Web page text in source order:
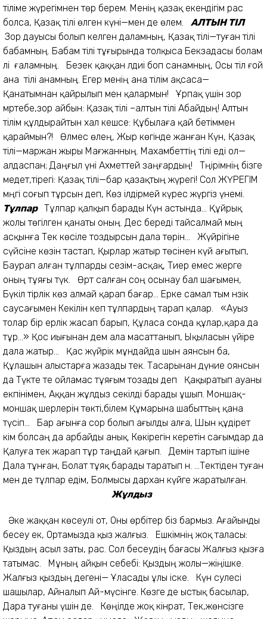
тіліме жүрегімнен төр берем. Менің қазақ екендігім рас
болса, Қазақ тілі өлген күні—мен де өлем. АЛТЫН ТІЛ
Зор дауысы болып келген даламның, Қазақ тілі—туған тілі
бабамның. Бабам тілі тұғырында толқыса Бекзадасы болам
әлі ғаламның. Безек қаққан әлдиі боп санамның, Осы тіл ғой
ана тілі анамның. Егер менің ана тілім ақсаса—
Қанатымнан қайрылып мен қалармын! Ұрпақ үшін зор
мәртебе,зор айбын: Қазақ тілі –алтын тілі Абайдың! Алтын
тілім құлдырайтын хал кешсе: Құбылаға қай бетіммен
қараймын?! Өлмес өлең, Жыр көгінде жанған Күн, Қазақ
тілі—маржан жыры Мағжанның. Махамбеттің тілі еді ол—
алдаспан; Даңғыл үні Ахметтей заңғардың! Тәңірімнің бізге
медет,тірегі: Қазақ тілі—бар қазақтың жүрегі! Сол ЖҮРЕГІМ
мәңгі соғып тұрсын деп, Көз ілдірмей күрес жүргіз үнемі.
Тұлпар Тұлпар қалқып барады Күн астында... Құйрық
жолы төгілген қанаты оның. Дес береді тайсалмай мың
асқынға Тек көсіле тоздырсын дала төрін... Жүйрігіне
сүйсіне көзін тастап, Қырлар жатыр төсінен күй ағытып,
Баурап алған тұлпарды сезім-асқақ, Тиер емес жерге
оның тұяғы түк. Өрт салған соң осынау бал шағымен,
Бүкіл тірлік көз алмай қарап бағар... Ерке самал тым нәзік
саусағымен Кекілін кеп тұлпардың тарап қалар. «Ауыз
толар бір ерлік жасап барып, Құласа сонда құлар,қара да
тұр...» Қос иығынан дем ала масаттанып, Ықыласын үйіре
дала жатыр... Қас жүйрік мұндайда шын аянсын ба,
Құлашын алыстарға жазады тек. Тасарынан дүние оянсын
да Түкте те ойламас тұяғым тозады деп Қақыратып ауаны
екпінімен, Аққан жұлдыз секілді барады ұшып. Моншақ-
моншақ шерлерін төкті,білем Құмарына шабыттың қана
түсіп... Бар ағынға сор болып ағылды алға, Шын құдірет
кім болсаң да арбайды анық. Көкірегін керетін сағымдар да
Қалуға тек жарап тұр таңдай қағып. Демін тартып ішіне
Дала тұнған, Болат тұяқ барады таратып ән. ...Тектіден туған
мен де тұлпар едім, Болмысы дархан күйге жаратылған.
Жұлдыз
Әке жаққан көсеулі от, Оны өрбітер біз бармыз. Ағайынды
бесеу ек, Ортамызда қыз жалғыз. Ешкімнің жоқ таласы:
Қыздың асыл заты, рас. Сол бесеудің бағасы Жалғыз қызға
татымас. Мұның айқын себебі: Қыздың жолы—жіңішке.
Жалғыз қыздың дегені— Ұласады ұлы іске. Күн сәулесі
шашылар, Айналып Ай-мүсінге. Көзге де ыстық басылар,
Дара туғаны үшін де. Көңілде жоқ кінәрат, Тек,жөнсізге